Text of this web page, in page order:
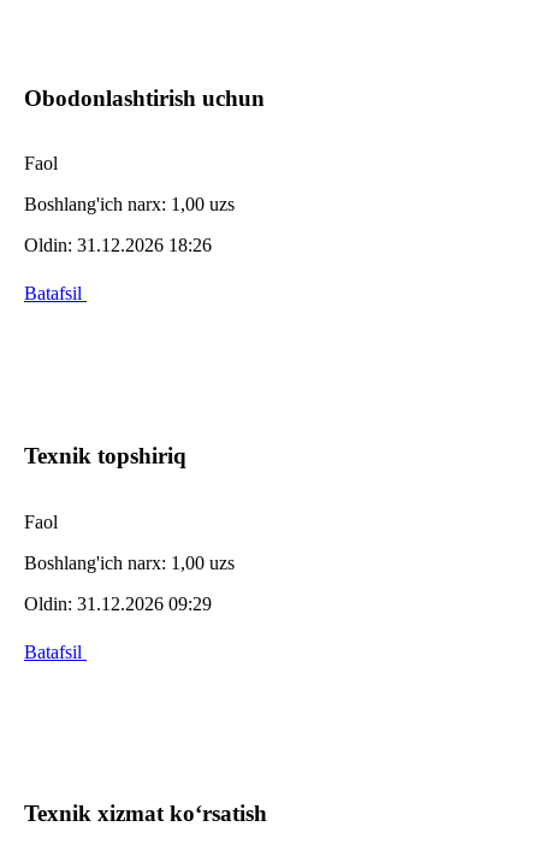
Obodonlashtirish uchun
Faol
Boshlang'ich narx: 1,00 uzs
Oldin: 31.12.2026 18:26
Batafsil
Texnik topshiriq
Faol
Boshlang'ich narx: 1,00 uzs
Oldin: 31.12.2026 09:29
Batafsil
Texnik xizmat ko‘rsatish